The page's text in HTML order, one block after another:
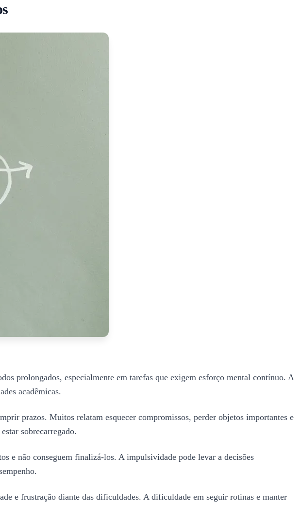
prolongados, especialmente em tarefas que exigem esforço mental contínuo. A
acadêmicas.
prazos. Muitos relatam esquecer compromissos, perder objetos importantes e
sobrecarregado.
e não conseguem finalizá-los. A impulsividade pode levar a decisões
e frustração diante das dificuldades. A dificuldade em seguir rotinas e manter